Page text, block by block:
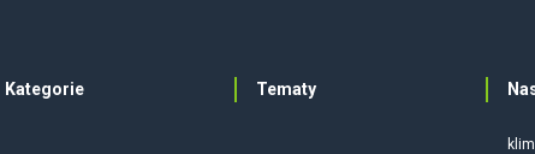
Kategorie Tematy